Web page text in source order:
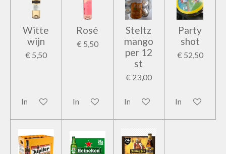
Witte
wijn
€ 5,50
In winkelwagen
Rosé
€ 5,50
In winkelwagen
Steltz
mango
per 12
st
€ 23,00
In winkelwagen
Party
shot
€ 52,50
In